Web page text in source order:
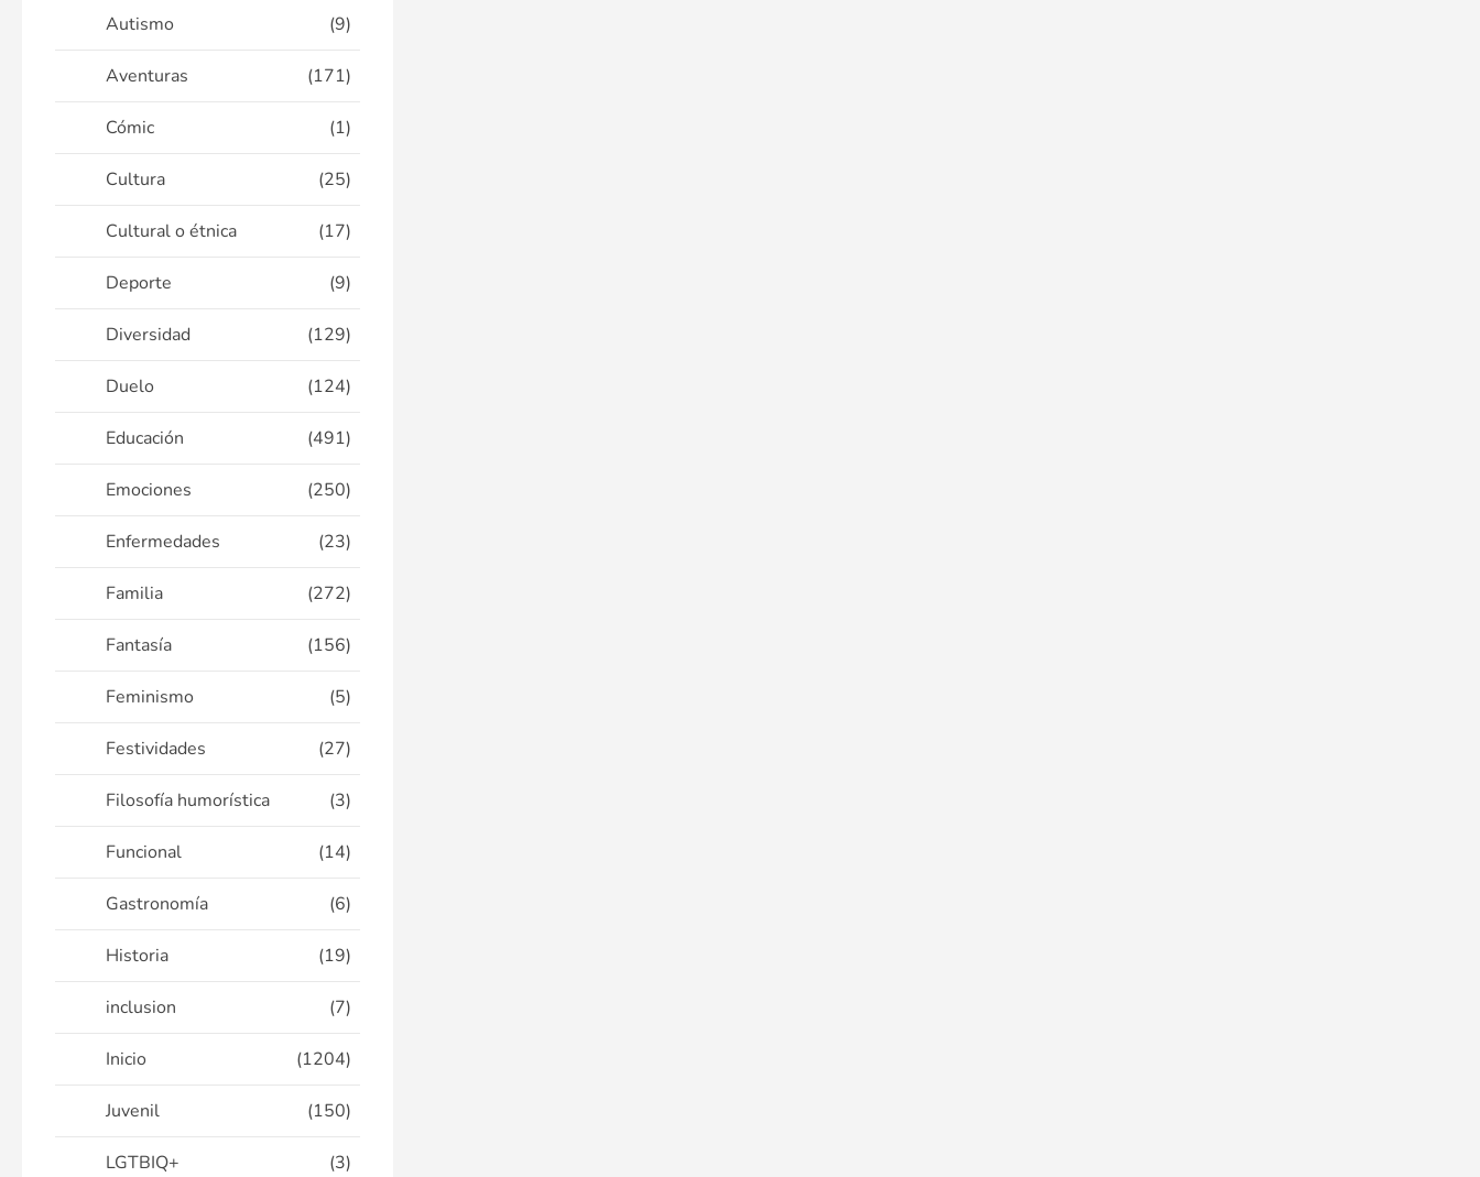
Autismo (9)
Aventuras (171)
Cómic (1)
Cultura (25)
Cultural o étnica (17)
Deporte (9)
Diversidad (129)
Duelo (124)
Educación (491)
Emociones (250)
Enfermedades (23)
Familia (272)
Fantasía (156)
Feminismo (5)
Festividades (27)
Filosofía humorística (3)
Funcional (14)
Gastronomía (6)
Historia (19)
inclusion (7)
Inicio (1204)
Juvenil (150)
LGTBIQ+ (3)